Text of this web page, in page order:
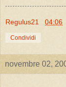
Regulus21 04:06
Condividi
novembre 02,